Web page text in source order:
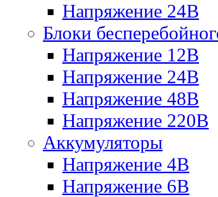
Напряжение 24В
Блоки
Напряжение 12В
Напряжение 24В
Напряжение 48В
Напряжение 220В
Аккумуляторы
Напряжение 4В
Напряжение 6В